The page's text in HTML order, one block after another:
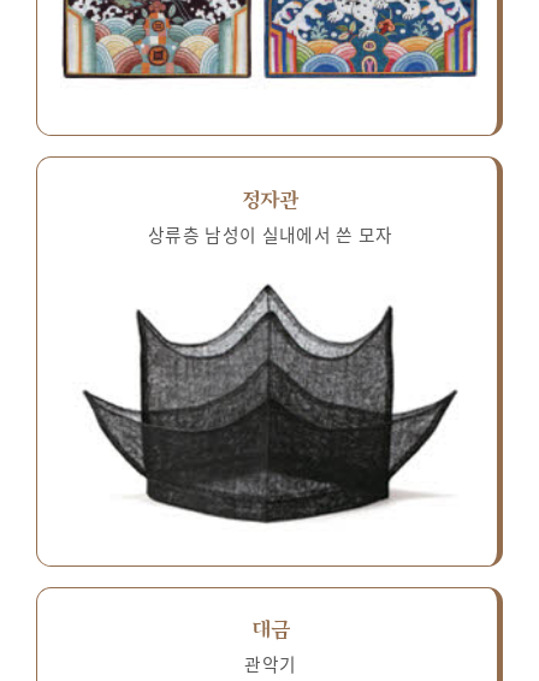
정자관
상류층 남성이 실내에서 쓴 모자
대금
관악기